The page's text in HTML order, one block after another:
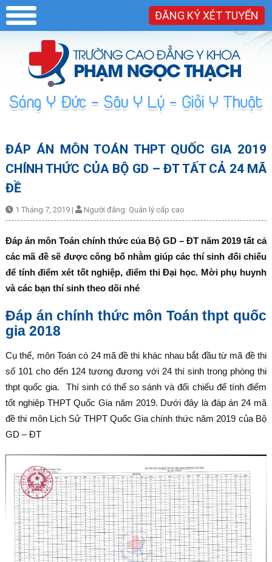
ĐĂNG KÝ XÉT TUYỂN
ĐÁP ÁN MÔN TOÁN THPT QUỐC GIA 2019
CHÍNH THỨC CỦA BỘ GD – ĐT TẤT CẢ 24 MÃ
ĐỀ
1 Tháng 7, 2019 | Người đăng: Quản lý cấp cao
Đáp án môn Toán chính thức của Bộ GD – ĐT năm 2019 tất cả
các mã đề sẽ được công bố nhằm giúp các thí sinh đối chiếu
để tính điểm xét tốt nghiệp, điểm thi Đại học. Mời phụ huynh
và các bạn thí sinh theo dõi nhé
Đáp án chính thức môn Toán thpt quốc
gia 2018
Cụ thể, môn Toán có 24 mã đề thi khác nhau bắt đầu từ mã đề thi
số 101 cho đến 124 tương đương với 24 thí sinh trong phòng thi
thpt quốc gia. Thí sinh có thể so sánh và đối chiếu để tính điểm
tốt nghiệp THPT Quốc Gia năm 2019. Dưới đây là đáp án 24 mã
đề thi môn Lịch Sử THPT Quốc Gia chính thức năm 2019 của Bộ
GD – ĐT